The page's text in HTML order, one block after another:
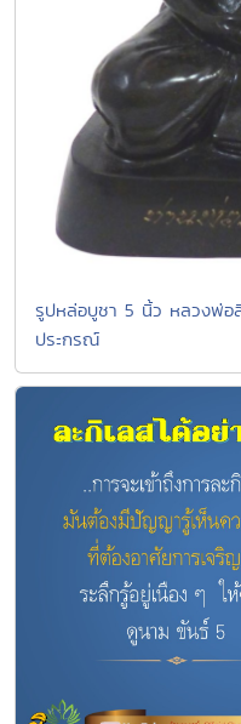
รูปหล่อบูชา 5 นิ้ว หลวงพ่
ประกรณ์